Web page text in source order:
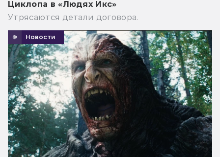
Циклопа в «Людях Икс»
Утрясаются детали договора.
Новости